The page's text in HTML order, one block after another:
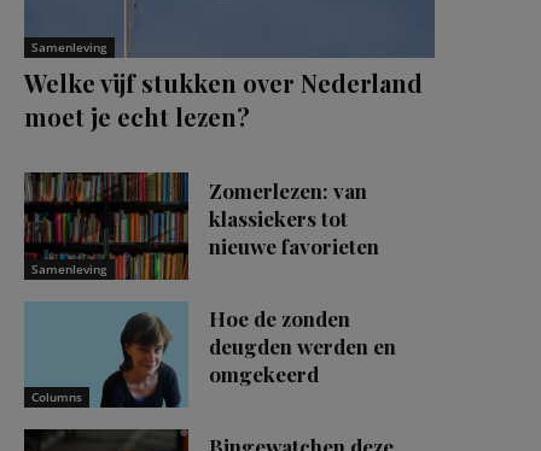
Samenleving
Welke vijf stukken over Nederland
moet je echt lezen?
Samenleving
Zomerlezen: van
klassiekers tot
nieuwe favorieten
Columns
Hoe de zonden
deugden werden en
omgekeerd